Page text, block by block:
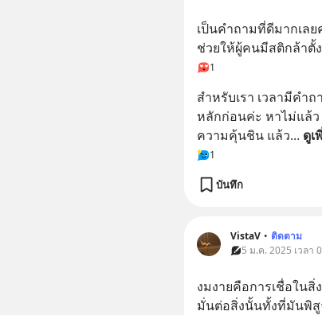
เป็นคำถามที่ดีมากเล
ช่วยให้ผู้คนมีสติกล้าตั้
1
สำหรับเรา เวลามีคำ
หลักก่อนค่ะ หาไม่แล้ว
ความคุ้นชิน แล้ว... ดูเ
1
บันทึก
VistaV • ติดตาม
5 ม.ค. 2025 เวลา
งมงายคือการเชื่อใน
มั่นต่อสิ่งนั้นทั้งที่มันพิสู